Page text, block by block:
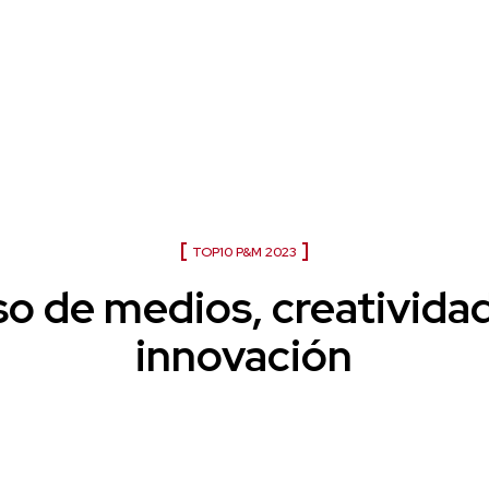
TOP10 P&M 2023
de medios,
innovación